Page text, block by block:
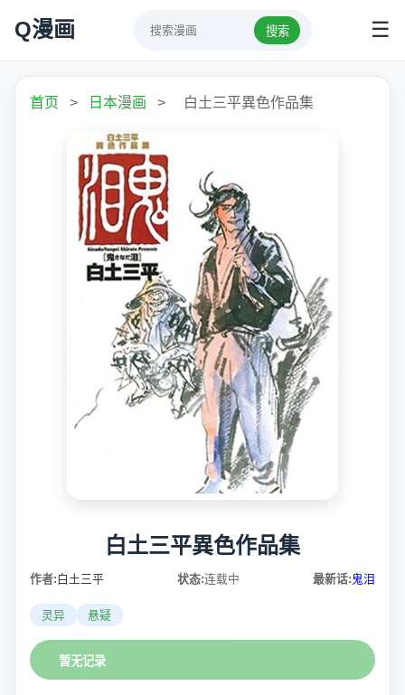
Q漫画 搜索 ☰
首页 > 日本漫画 > 白土三平異色作品集
白土三平異色作品集
作者:白土三平 状态:连载中 最新话: 鬼泪
灵异 悬疑
暂无记录